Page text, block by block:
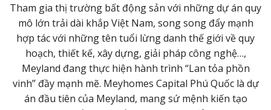
Tham gia thị trường bất động sản với những dự án quy
mô lớn trải dài khắp Việt Nam, song song đẩy mạnh
hợp tác với những tên tuổi lừng danh thế giới về quy
hoạch, thiết kế, xây dựng, giải pháp công nghệ…,
Meyland đang thực hiện hành trình “Lan tỏa phồn
vinh” đầy mạnh mẽ. Meyhomes Capital Phú Quốc là dự
án đầu tiên của Meyland, mang sứ mệnh kiến tạo